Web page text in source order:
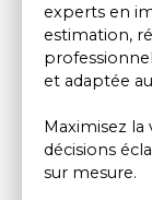
experts en
estimation,
et adaptée
Maximisez
décisions
sur mesure.